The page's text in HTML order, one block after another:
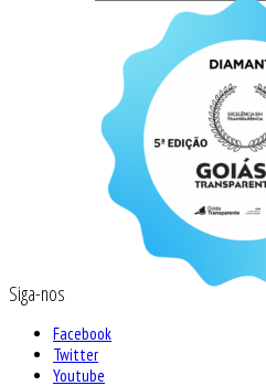
Siga-nos
Facebook
Twitter
Youtube